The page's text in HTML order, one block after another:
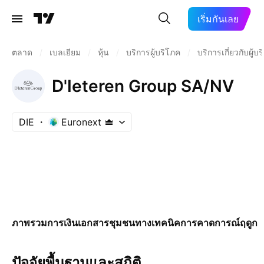
เริ่มกันเลย
ตลาด เบลเยียม หุ้น บริการผู้บริโภค บริการเกี่ยวกับผู้บ
D'Ieteren Group SA/NV
DIE Euronext
ภาพรวมการเงินเอกสารชุมชนทางเทคนิคการคาดการณ์ฤดูก